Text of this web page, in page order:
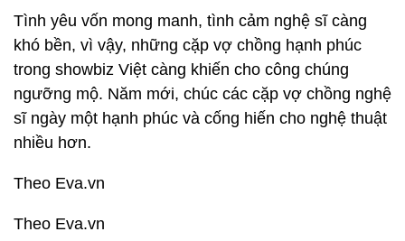
Tình yêu vốn mong manh, tình cảm nghệ sĩ càng
khó bền, vì vậy, những cặp vợ chồng hạnh phúc
trong showbiz Việt càng khiến cho công chúng
ngưỡng mộ. Năm mới, chúc các cặp vợ chồng nghệ
sĩ ngày một hạnh phúc và cống hiến cho nghệ thuật
nhiều hơn.
Theo Eva.vn
Theo Eva.vn